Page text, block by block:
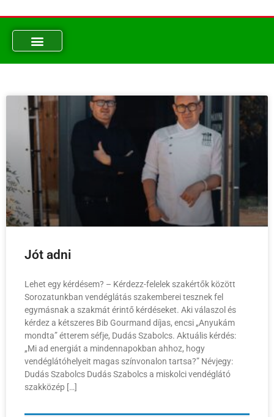
Jót adni
Lehet egy kérdésem? – Kérdezz-felelek szakértők között
Sorozatunkban vendéglátás szakemberei tesznek fel
egymásnak a szakmát érintő kérdéseket. Aki válaszol és
kérdez a kétszeres Bib Gourmand díjas, encsi „Anyukám
mondta” étterem séfje, Dudás Szabolcs. Aktuális kérdés:
„Mi ad energiát a mindennapokban ahhoz, hogy
vendéglátóhelyeit magas színvonalon tartsa?” Névjegy:
Dudás Szabolcs Dudás Szabolcs a miskolci vendéglátó
szakközép […]